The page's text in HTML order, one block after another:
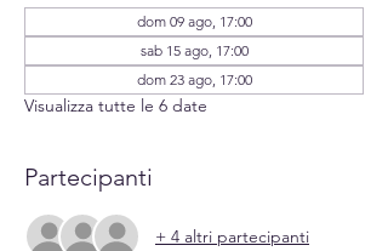
dom 09 ago, 17:00
sab 15 ago, 17:00
dom 23 ago, 17:00
Visualizza tutte le 6 date
Partecipanti
+ 4 altri partecipanti